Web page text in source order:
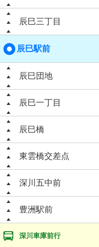
辰巳三丁目
辰巳駅前
辰巳団地
辰巳一丁目
辰巳橋
東雲橋交差点
深川五中前
豊洲駅前
深川車庫前行